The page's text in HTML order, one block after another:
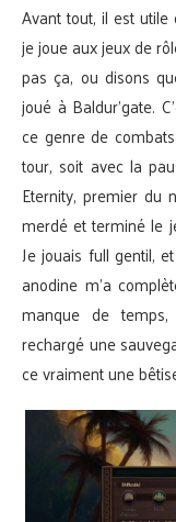
Avant tout, il est utile
je joue aux jeux de
pas ça, ou disons
joué à Baldur’gate.
ce genre de
tour, soit avec la
Eternity, premier du
merdé et terminé le
Je jouais full gentil,
anodine m’a
manque de
rechargé une
ce vraiment une